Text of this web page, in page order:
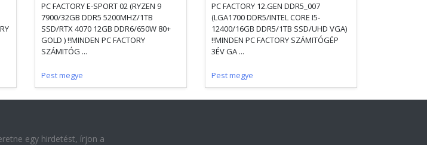
PC FACTORY E-SPORT 02 (RYZEN 9
7900/32GB DDR5 5200MHZ/1TB
SSD/RTX 4070 12GB DDR6/650W 80+
GOLD ) !!MINDEN PC FACTORY
SZÁMITÓG ...
Pest megye
PC FACTORY 12.GEN DDR5_007
(LGA1700 DDR5/INTEL CORE I5-
12400/16GB DDR5/1TB SSD/UHD VGA)
!!MINDEN PC FACTORY SZÁMITÓGÉP
3ÉV GA ...
Pest megye
egy hirdetést, írjon a